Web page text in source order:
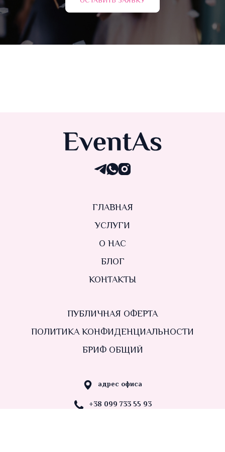
ГЛАВНАЯ
УСЛУГИ
О НАС
БЛОГ
КОНТАКТЫ
ПУБЛИЧНАЯ ОФЕРТА
ПОЛИТИКА КОНФИДЕНЦИАЛЬНОСТИ
БРИФ ОБЩИЙ
адрес офиса
+38 099 733 55 93